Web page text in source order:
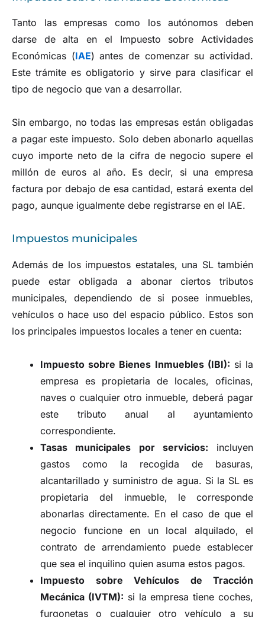
Tanto las empresas como los autónomos deben
darse de alta en el Impuesto sobre Actividades
Económicas (IAE) antes de comenzar su actividad.
Este trámite es obligatorio y sirve para clasificar el
tipo de negocio que van a desarrollar.
Sin embargo, no todas las empresas están obligadas
a pagar este impuesto. Solo deben abonarlo aquellas
cuyo importe neto de la cifra de negocio supere el
millón de euros al año. Es decir, si una empresa
factura por debajo de esa cantidad, estará exenta del
pago, aunque igualmente debe registrarse en el IAE.
Impuestos municipales
Además de los impuestos estatales, una SL también
puede estar obligada a abonar ciertos tributos
municipales, dependiendo de si posee inmuebles,
vehículos o hace uso del espacio público. Estos son
los principales impuestos locales a tener en cuenta:
Impuesto sobre Bienes Inmuebles (IBI): si la
empresa es propietaria de locales, oficinas,
naves o cualquier otro inmueble, deberá pagar
este tributo anual al ayuntamiento
correspondiente.
Tasas municipales por servicios: incluyen
gastos como la recogida de basuras,
alcantarillado y suministro de agua. Si la SL es
propietaria del inmueble, le corresponde
abonarlas directamente. En el caso de que el
negocio funcione en un local alquilado, el
contrato de arrendamiento puede establecer
que sea el inquilino quien asuma estos pagos.
Impuesto sobre Vehículos de Tracción
Mecánica (IVTM): si la empresa tiene coches,
furgonetas o cualquier otro vehículo a su